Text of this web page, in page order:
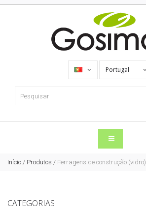
Portugal
Início / Produtos / Ferragens de construção (vidro)
CATEGORIAS